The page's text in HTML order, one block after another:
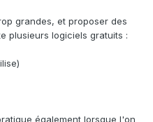
grandes, et proposer des
plusieurs logiciels gratuits :
également lorsque l'on